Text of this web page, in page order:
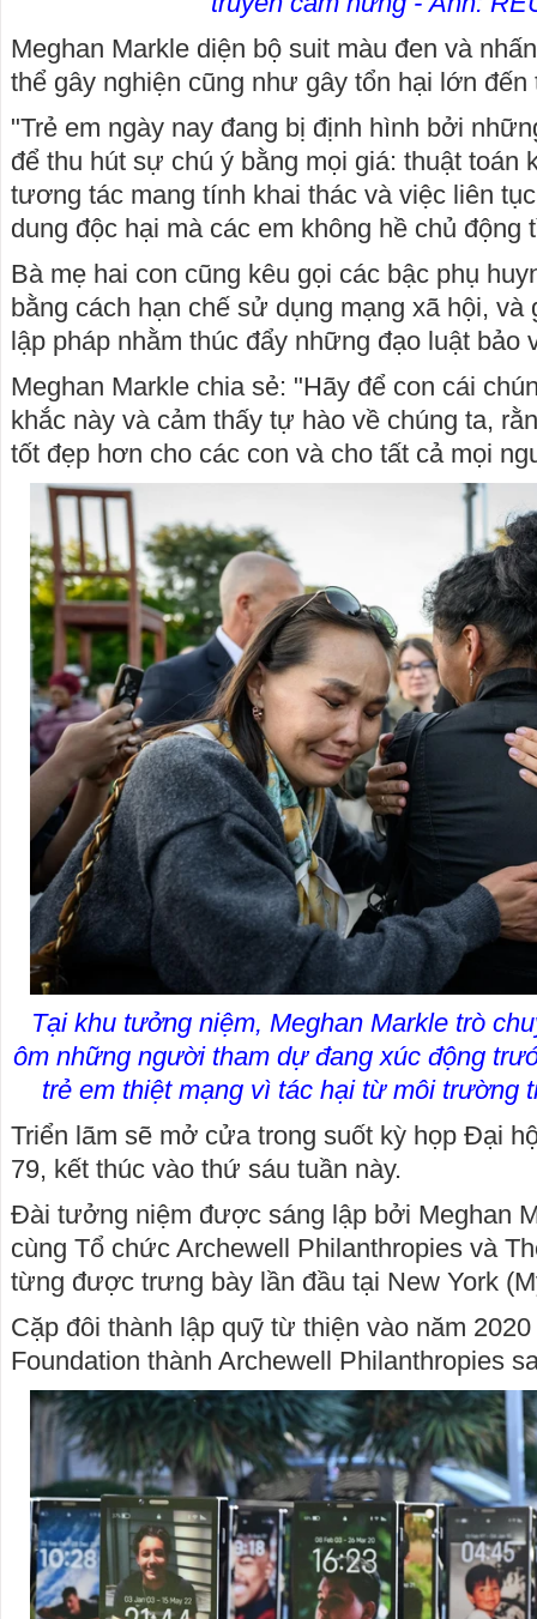
Meghan Markle diện bộ suit màu đen và
thể gây nghiện cũng như gây tổn hại lớn đến
"Trẻ em ngày nay đang bị định hình bởi
để thu hút sự chú ý bằng mọi giá: thuật toán
tương tác mang tính khai thác và việc liên
dung độc hại mà các em không hề chủ động
Bà mẹ hai con cũng kêu gọi các bậc phụ
bằng cách hạn chế sử dụng mạng xã hội,
lập pháp nhằm thúc đẩy những đạo luật bảo
Meghan Markle chia sẻ: "Hãy để con cái
khắc này và cảm thấy tự hào về chúng ta,
tốt đẹp hơn cho các con và cho tất cả mọi
Tại khu tưởng niệm, Meghan Markle trò
ôm những người tham dự đang xúc động
trẻ em thiệt mạng vì tác hại từ môi trường
Triển lãm sẽ mở cửa trong suốt kỳ họp Đại
79, kết thúc vào thứ sáu tuần này.
Đài tưởng niệm được sáng lập bởi Meghan
cùng Tổ chức Archewell Philanthropies và
từng được trưng bày lần đầu tại New York
Cặp đôi thành lập quỹ từ thiện vào năm
Foundation thành Archewell Philanthropies